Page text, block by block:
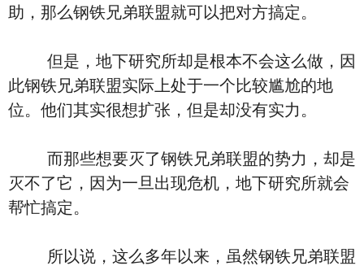
助，那么钢铁兄弟联盟就可以把对方搞定。
但是，地下研究所却是根本不会这么做，因
此钢铁兄弟联盟实际上处于一个比较尴尬的地
位。他们其实很想扩张，但是却没有实力。
而那些想要灭了钢铁兄弟联盟的势力，却是
灭不了它，因为一旦出现危机，地下研究所就会
帮忙搞定。
所以说，这么多年以来，虽然钢铁兄弟联盟